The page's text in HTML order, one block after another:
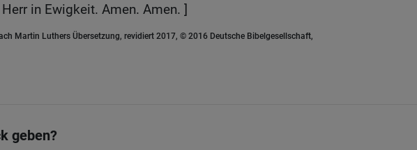
in Ewigkeit. Amen. Amen. ]
Martin Luthers Übersetzung, revidiert 2017, © 2016 Deutsche Bibelgesellschaft,
geben?